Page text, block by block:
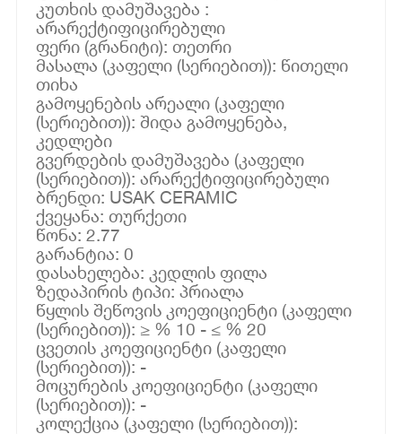
კუთხის დამუშავება :
არარექტიფიცირებული
ფერი (გრანიტი): თეთრი
მასალა (კაფელი (სერიებით)): წითელი
თიხა
გამოყენების არეალი (კაფელი
(სერიებით)): შიდა გამოყენება,
კედლები
გვერდების დამუშავება (კაფელი
(სერიებით)): არარექტიფიცირებული
ბრენდი: USAK CERAMIC
ქვეყანა: თურქეთი
წონა: 2.77
გარანტია: 0
დასახელება: კედლის ფილა
ზედაპირის ტიპი: პრიალა
წყლის შეწოვის კოეფიციენტი (კაფელი
(სერიებით)): ≥ % 10 - ≤ % 20
ცვეთის კოეფიციენტი (კაფელი
(სერიებით)): -
მოცურების კოეფიციენტი (კაფელი
(სერიებით)): -
კოლექცია (კაფელი (სერიებით)):